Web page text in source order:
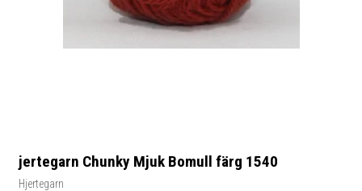
jertegarn Chunky Mjuk Bomull färg 1540
Hjertegarn